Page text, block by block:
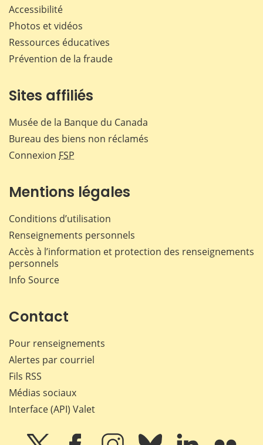
Accessibilité
Photos et vidéos
Ressources éducatives
Prévention de la fraude
Sites affiliés
Musée de la Banque du Canada
Bureau des biens non réclamés
Connexion FSP
Mentions légales
Conditions d’utilisation
Renseignements personnels
Accès à l’information et protection des renseignements
personnels
Info Source
Contact
Pour renseignements
Alertes par courriel
Fils RSS
Médias sociaux
Interface (API) Valet